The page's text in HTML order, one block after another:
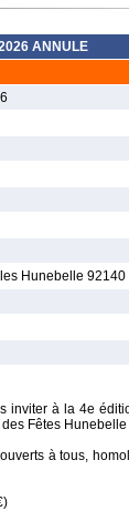
ANNULE
Hunebelle 92140
inviter à la 4e
Fêtes
à tous,